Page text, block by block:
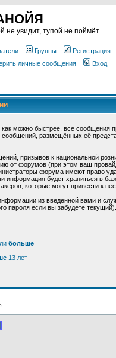
не увидит, тупой не поймёт.
Группы
Регистрация
личные сообщения Вход
можно быстрее, все сообщения
размещённых её
призывов к национальной
от форумов (при этом ваш
форума имеют право
будет храниться в
которые могут привести к
из введённой вами и
пароля если вы забудете текущий).
больше
13 лет